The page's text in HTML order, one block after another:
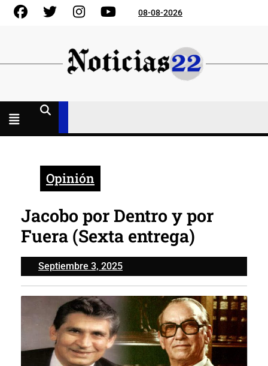
Skip
FacebookGorjeo InstagramYouTube08-08-2026
Opinión
Jacobo por Dentro y por
Fuera (Sexta entrega)
Septiembre 3, 2025Septiembre
3,
2025